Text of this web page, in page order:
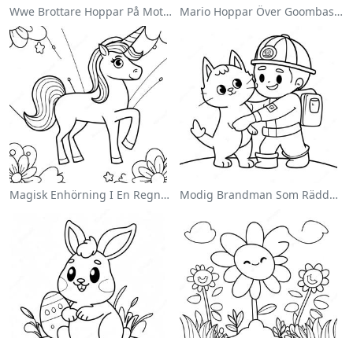
Wwe Brottare Hoppar På Motståndare Målarbild Mario Hoppar Över Goombas Målarbild
Magisk Enhörning I En Regnbåge Målarbild Modig Brandman Som Räddar En Katt Målarbild